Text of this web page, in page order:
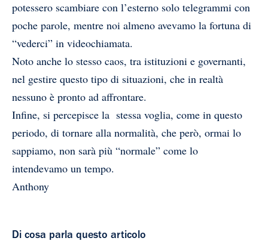
potessero scambiare con l’esterno solo telegrammi con
poche parole, mentre noi almeno avevamo la fortuna di
“vederci” in videochiamata.
Noto anche lo stesso caos, tra istituzioni e governanti,
nel gestire questo tipo di situazioni, che in realtà
nessuno è pronto ad affrontare.
Infine, si percepisce la stessa voglia, come in questo
periodo, di tornare alla normalità, che però, ormai lo
sappiamo, non sarà più “normale” come lo
intendevamo un tempo.
Anthony
Di cosa parla questo articolo